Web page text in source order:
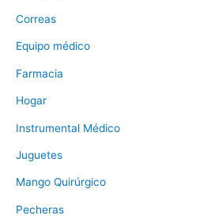
Correas
Equipo médico
Farmacia
Hogar
Instrumental Médico
Juguetes
Mango Quirúrgico
Pecheras